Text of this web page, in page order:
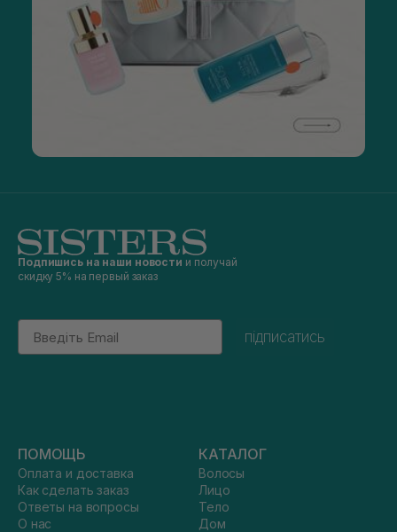
Подпишись на наши новости и получай
скидку 5% на первый заказ
Email
підписатись
ПОМОЩЬ
Оплата и доставка
Как сделать заказ
Ответы на вопросы
О нас
КАТАЛОГ
Волосы
Лицо
Тело
Дом